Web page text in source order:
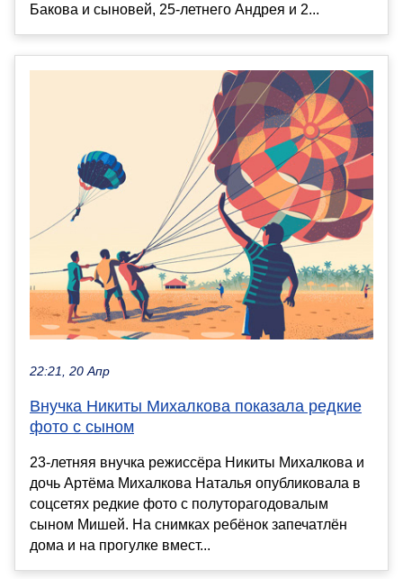
Бакова и сыновей, 25-летнего Андрея и 2...
22:21, 20 Апр
Внучка Никиты Михалкова показала редкие
фото с сыном
23-летняя внучка режиссёра Никиты Михалкова и
дочь Артёма Михалкова Наталья опубликовала в
соцсетях редкие фото с полуторагодовалым
сыном Мишей. На снимках ребёнок запечатлён
дома и на прогулке вмест...